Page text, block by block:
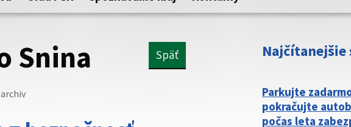
Snina Späť Najčítanejšie
Parkujte
pokračujte
počas leta